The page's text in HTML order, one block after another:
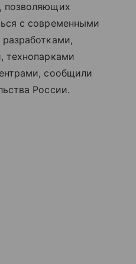
позволяющих
с современными
технопарками
сообщили
России.